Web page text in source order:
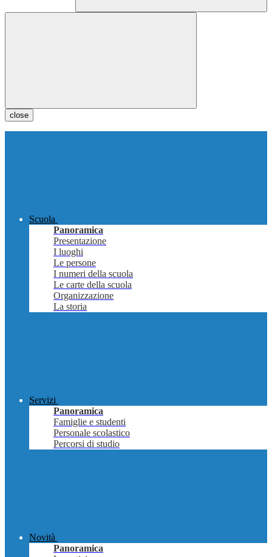
close
Scuola
Panoramica
Presentazione
I luoghi
Le persone
I numeri della scuola
Le carte della scuola
Organizzazione
La storia
Servizi
Panoramica
Famiglie e studenti
Personale scolastico
Percorsi di studio
Novità
Panoramica